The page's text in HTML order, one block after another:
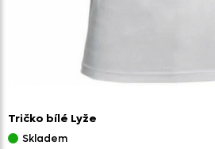
Tričko bílé Lyže
Skladem